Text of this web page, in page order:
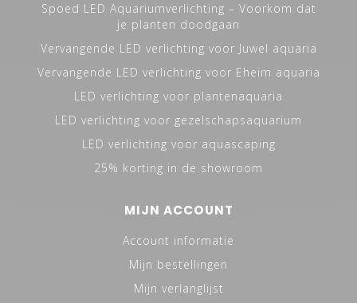
Spoed LED Aquariumverlichting – Voorkom dat
je planten doodgaan
Vervangende LED verlichting voor Juwel aquaria
Vervangende LED verlichting voor Eheim aquaria
LED verlichting voor plantenaquaria
LED verlichting voor gezelschapsaquarium
LED verlichting voor aquascaping
25% korting in de showroom
MIJN ACCOUNT
Account informatie
Mijn bestellingen
Mijn verlanglijst